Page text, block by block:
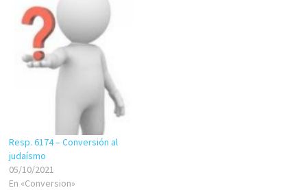
ser…
Resp. 6174 – Conversión al
judaísmo
05/10/2021
En «Conversion»